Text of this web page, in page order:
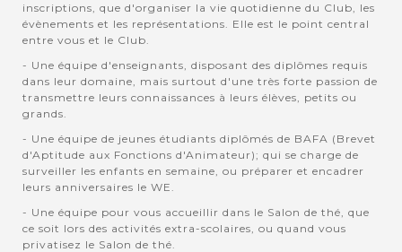
inscriptions, que d'organiser la vie quotidienne du Club, les
évènements et les représentations. Elle est le point central
entre vous et le Club.
- Une équipe d'enseignants, disposant des diplômes requis
dans leur domaine, mais surtout d'une très forte passion de
transmettre leurs connaissances à leurs élèves, petits ou
grands.
- Une équipe de jeunes étudiants diplômés de BAFA (Brevet
d'Aptitude aux Fonctions d'Animateur); qui se charge de
surveiller les enfants en semaine, ou préparer et encadrer
leurs anniversaires le WE.
- Une équipe pour vous accueillir dans le Salon de thé, que
ce soit lors des activités extra-scolaires, ou quand vous
privatisez le Salon de thé.